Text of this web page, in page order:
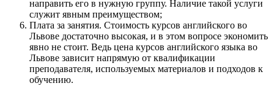
направить его в нужную группу. Наличие такой услуги
служит явным преимуществом;
Плата за занятия. Стоимость курсов английского во
Львове достаточно высокая, и в этом вопросе экономить
явно не стоит. Ведь цена курсов английского языка во
Львове зависит напрямую от квалификации
преподавателя, используемых материалов и подходов к
обучению.